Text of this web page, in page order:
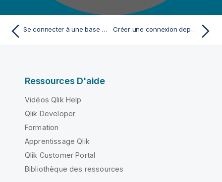
Se connecter à une base de données Créer une connexion depuis un catalogue ou un schéma
Ressources D'aide
Vidéos Qlik Help
Qlik Developer
Formation
Apprentissage Qlik
Qlik Customer Portal
Bibliothèque des ressources